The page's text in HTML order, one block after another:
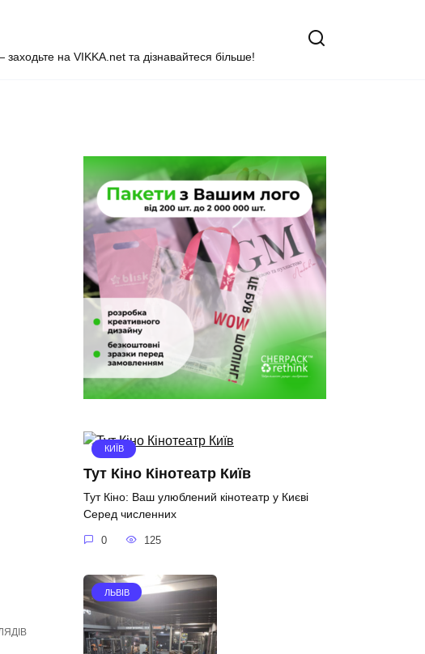
заходьте на VIKKA.net та дізнавайтеся більше!
КИЇВ
Тут Кіно Кінотеатр Київ
Тут Кіно: Ваш улюблений кінотеатр у Києві
Серед численних
0 125
ЛЬВІВ